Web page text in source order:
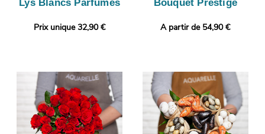
Lys Blancs Parfumés
Prix unique 32,90 €
Bouquet Prestige
A partir de 54,90 €